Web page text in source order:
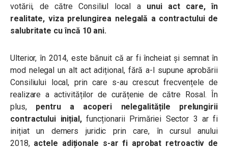
votării, de către Consiliul local a unui act care, în
realitate, viza prelungirea nelegală a contractului de
salubritate cu încă 10 ani.
Ulterior, în 2014, este bănuit că ar fi încheiat și semnat în
mod nelegal un alt act adițional, fără a-l supune aprobării
Consiliului local, prin care s-au crescut frecvențele de
realizare a activităților de curățenie de către Rosal. În
plus,
pentru a acoperi nelegalitățile prelungirii
contractului inițial,funcționarii Primăriei Sector 3 ar fi
inițiat un demers juridic prin care, în cursul anului
2018, actele adiționale s-ar fi aprobat retroactiv de